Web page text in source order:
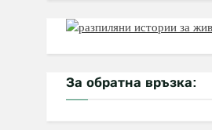
За обратна връзка: